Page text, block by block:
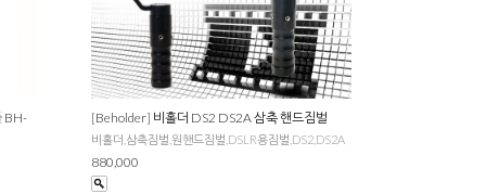
BH- [Beholder] 비홀더 DS2 DS2A 삼축 핸드짐벌
비홀더,삼축짐벌,원핸드짐벌,DSLR용짐벌,DS2,DS2A
880,000